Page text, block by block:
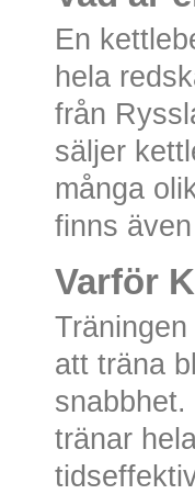
En
hela
från
säljer
många
finns
Varför
att träna
tränar